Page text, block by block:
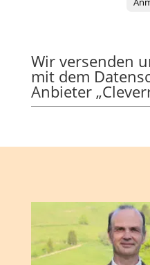
Wir versenden
mit dem
Anbieter